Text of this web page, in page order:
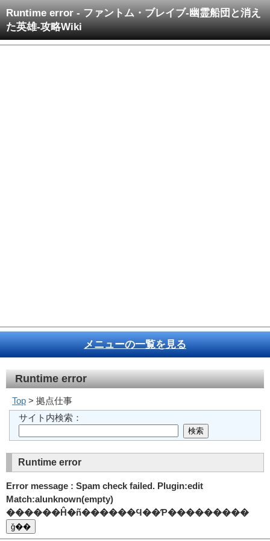
Runtime error - ファントム・ブレイブ-幽霊船団と消え
た英雄-攻略Wiki
メニューの一覧を見る
Runtime error
Top > 拠点仕事
サイト内検索：
Runtime error
Error message : Spam check failed. Plugin:edit
Match:alunknown(empty)
������Ĥ�ñ������Ϥ��Ƥ���������